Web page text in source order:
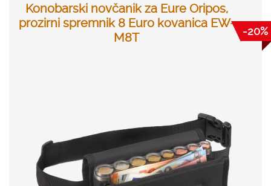
Konobarski novčanik za Eure Oripos,
prozirni spremnik 8 Euro kovanica EW-
M8T
-20%